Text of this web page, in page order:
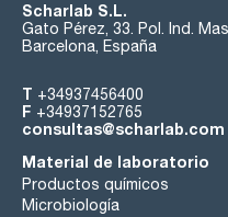
Scharlab S.L.
Gato Pérez, 33. Pol. Ind.
Barcelona, España
T +34937456400
F +34937152765
consultas@scharlab.com
Material de laboratorio
Productos químicos
Microbiología